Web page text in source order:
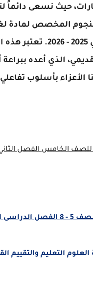
حيث نسعى دائماً
المخصص لمادة
الدراسي الثاني
الذي أعده ببراعة
الأعزاء بأسلوب
الخامس الفصل
الصقور